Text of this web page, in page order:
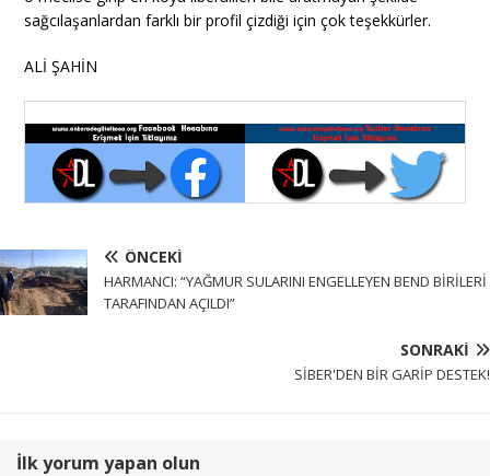
sağcılaşanlardan farklı bir profil çizdiği için çok teşekkürler.
ALİ ŞAHİN
ÖNCEKI
HARMANCI: “YAĞMUR SULARINI ENGELLEYEN BEND BİRİLERİ
TARAFINDAN AÇILDI”
SONRAKI
SİBER'DEN BİR GARİP DESTEK!
İlk yorum yapan olun